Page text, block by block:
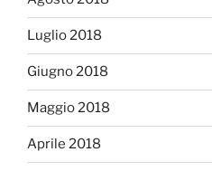
Luglio 2018
Giugno 2018
Maggio 2018
Aprile 2018